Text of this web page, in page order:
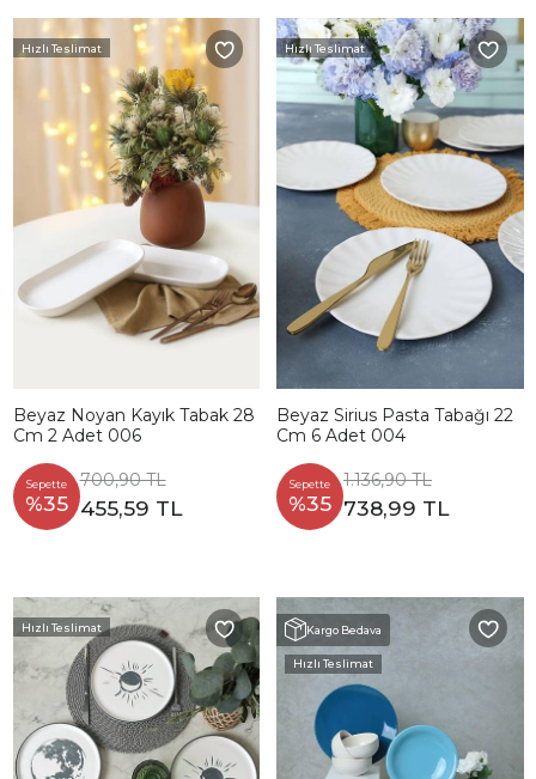
Hızlı Teslimat
Beyaz Noyan Kayık Tabak 28
Cm 2 Adet 006
Sepette
%35
700,90 TL
455,59 TL
Hızlı Teslimat
Beyaz Sirius Pasta Tabağı 22
Cm 6 Adet 004
Sepette
%35
1.136,90 TL
738,99 TL
Hızlı Teslimat Kargo Bedava
Hızlı Teslimat